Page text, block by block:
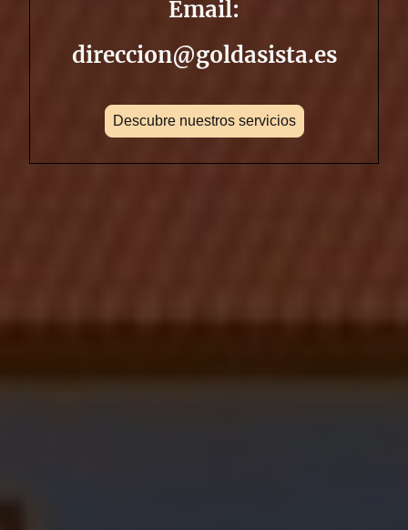
Email:
direccion@goldasista.es
Descubre nuestros servicios